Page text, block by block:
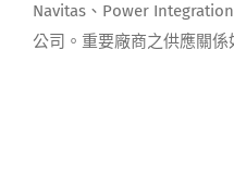
Navitas、Power
公司。重要廠商之供應關係